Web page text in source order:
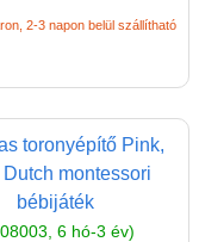
2-3 napon belül szállítható
toronyépítő Pink,
Dutch montessori
bébijáték
6 hó-3 év)